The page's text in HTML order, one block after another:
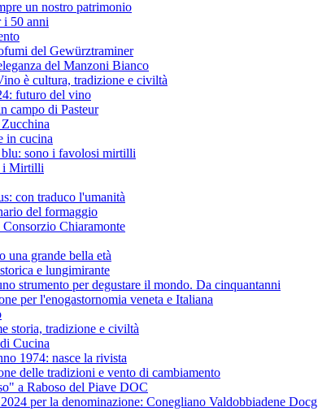
un nostro patrimonio
i 50 anni
del Gewürztraminer
del Manzoni Bianco
è cultura, tradizione e civiltà
futuro del vino
campo di Pasteur
in cucina
sono i favolosi mirtilli
i Mirtilli
con traduco l'umanità
del formaggio
Chiaramonte
una grande bella età
e lungimirante
strumento per degustare il mondo. Da cinquantanni
per l'enogastornomia veneta e Italiana
storia, tradizione e civiltà
Cucina
1974: nasce la rivista
delle tradizioni e vento di cambiamento
a Raboso del Piave DOC
per la denominazione: Conegliano Valdobbiadene Docg